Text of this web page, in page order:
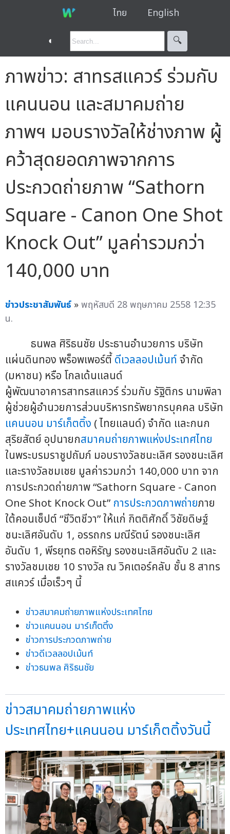
ไทย English
◐ 🔍︎
ภาพข่าว: สาทรสแควร์ ร่วมกับ
แคนนอน และสมาคมถ่าย
ภาพฯ มอบรางวัลให้ช่างภาพ ผู้
คว้าสุดยอดภาพจากการ
ประกวดถ่ายภาพ “Sathorn
Square - Canon One Shot
Knock Out” มูลค่ารวมกว่า
140,000 บาท
ข่าวประชาสัมพันธ์ »พฤหัสบดี 28 พฤษภาคม 2558 12:35
น.
ธนพล ศิริธนชัย ประธานอำนวยการ บริษัท
แผ่นดินทอง พร็อพเพอร์ตี้ ดีเวลลอปเม้นท์จำกัด
(มหาชน) หรือ โกลเด้นแลนด์
ผู้พัฒนาอาคารสาทรสแควร์ ร่วมกับ รัฐิติกร นามพิลา
ผู้ช่วยผู้อำนวยการส่วนบริหารทรัพยากรบุคคล บริษัท
แคนนอน มาร์เก็ตติ้ง ( ไทยแลนด์) จำกัด และกนก
สุริยสัตย์ อุปนายกสมาคมถ่ายภาพแห่งประเทศไทย
ในพระบรมราชูปถัมภ์ มอบรางวัลชนะเลิศ รองชนะเลิศ
และรางวัลชมเชย มูลค่ารวมกว่า 140,000 บาท จาก
การประกวดถ่ายภาพ “Sathorn Square - Canon
One Shot Knock Out” การประกวดภาพถ่ายภาย
ใต้คอนเซ็ปต์ “ชีวิตชีวา”ให้แก่ กิตติศักดิ์ วิชัยดิษฐ์
ชนะเลิศอันดับ 1, อรรถกร มณีรัตน์ รองชนะเลิศ
อันดับ 1, พีรยุทธ ตอหิรัญ รองชนะเลิศอันดับ 2 และ
รางวัลชมเชย 10 รางวัล ณ วิคเตอร์คลับ ชั้น 8 สาทร
สแควร์ เมื่อเร็วๆ นี้
ข่าวสมาคมถ่ายภาพแห่งประเทศไทย
ข่าวแคนนอน มาร์เก็ตติ้ง
ข่าวการประกวดภาพถ่าย
ข่าวดีเวลลอปเม้นท์
ข่าวธนพล ศิริธนชัย
ข่าวสมาคมถ่ายภาพแห่ง
ประเทศไทย+แคนนอน มาร์เก็ตติ้งวันนี้